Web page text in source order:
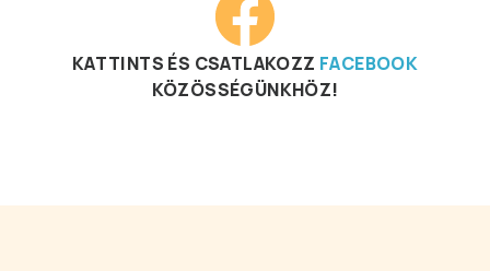
KATTINTS ÉS CSATLAKOZZ FACEBOOK
KÖZÖSSÉGÜNKHÖZ!